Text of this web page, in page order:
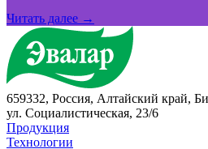
Читать далее →
659332, Россия, Алтайский край,
ул. Социалистическая, 23/6
Продукция
Технологии